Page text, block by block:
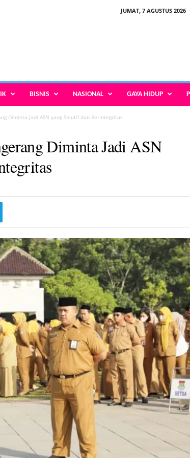
JUMAT, 7 AGUSTUS 2026
BISNIS NASIONAL GAYA HIDUP
Diminta Jadi ASN yang Solutif dan Berintegritas
Diminta Jadi ASN